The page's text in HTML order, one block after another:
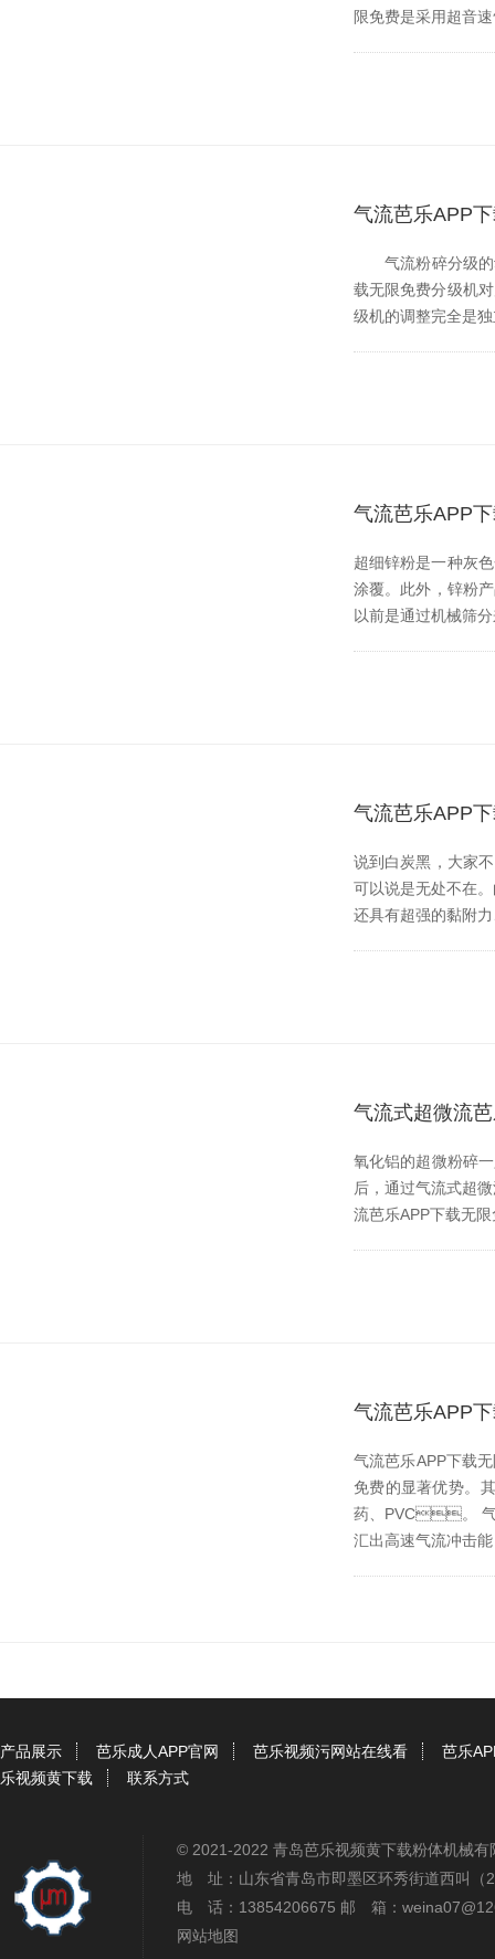
限免费是采用超音速
气流芭乐APP下
气流粉碎分级的动
载无限免费分级机对产
级机的调整完全是独
气流芭乐APP
超细锌粉是一种灰色
涂覆。此外，锌粉
以前是通过机械筛分
气流芭乐APP
说到白炭黑，大
可以说是无处不在
还具有超强的黏附力
气流式超微流
氧化铝的超微粉碎一
后，通过气流式超
流芭乐APP下载无限免
气流芭乐APP
气流芭乐APP下载无
免费的显著优势。
药、PVC。
汇出高速气流冲击能
产品展示 芭乐成人APP官网 芭乐视频污网站在线看
芭乐
乐视频黄下载
联系方式
© 2021-2022 青岛芭乐视频黄下载粉体机械
地 址：山东省青岛市即墨区环秀街道西叫
电 话：13854206675 邮 箱：
网站地图